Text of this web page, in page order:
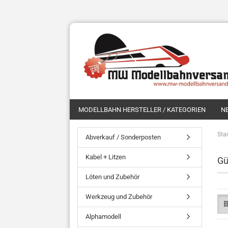
MODELLBAHN HERSTELLER / KATEGORIEN
Abverkauf / Sonderposten
Kabel + Litzen
Löten und Zubehör
Werkzeug und Zubehör
Alphamodell